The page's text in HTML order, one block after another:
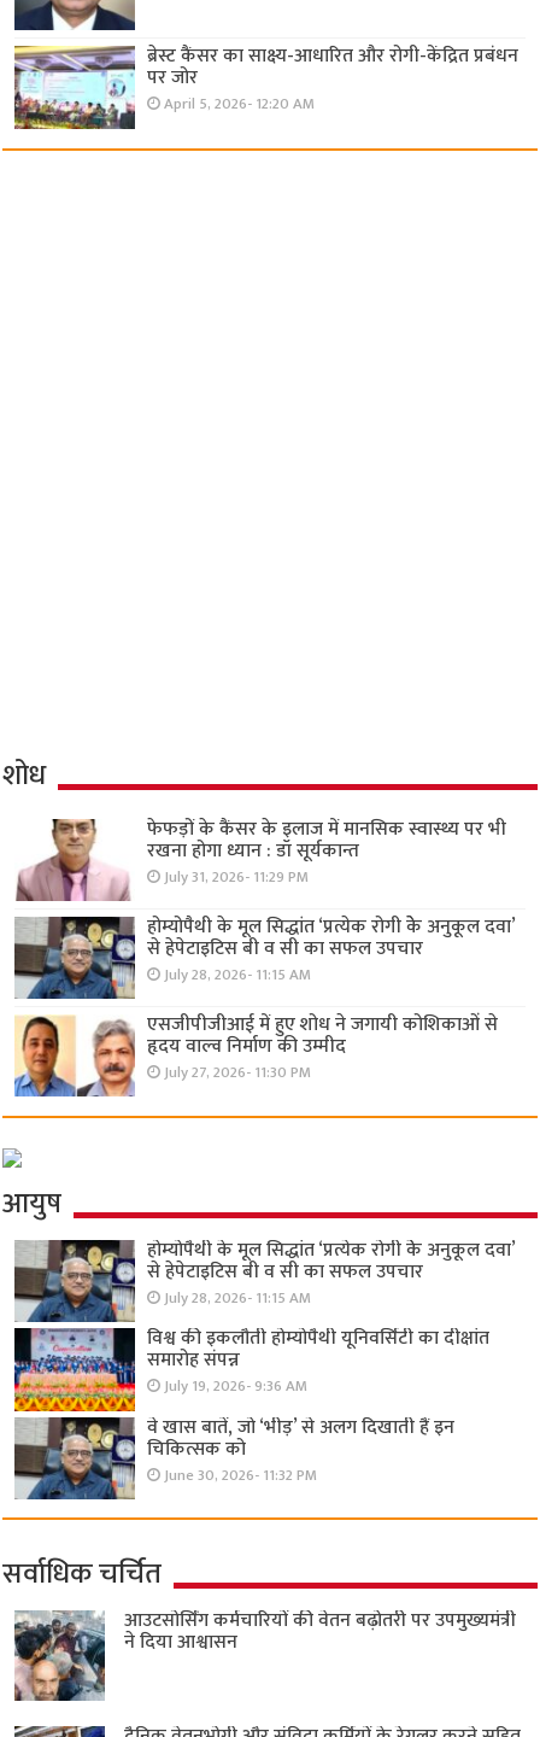
ब्रेस्ट कैंसर का साक्ष्य-आधारित और रोगी-केंद्रित प्रबंधन
पर जोर
April 5, 2026- 12:20 AM
शोध
फेफड़ों के कैंसर के इलाज में मानसिक स्वास्थ्य पर भी
रखना होगा ध्यान : डॉ सूर्यकान्त
July 31, 2026- 11:29 PM
होम्योपैथी के मूल सिद्धांत ‘प्रत्येक रोगी केे अनुकूल दवा’
से हेपेटाइटिस बी व सी का सफल उपचार
July 28, 2026- 11:15 AM
एसजीपीजीआई में हुए शोध ने जगायी कोशिकाओं से
हृदय वाल्व निर्माण की उम्मीद
July 27, 2026- 11:30 PM
आयुष
होम्योपैथी के मूल सिद्धांत ‘प्रत्येक रोगी केे अनुकूल दवा’
से हेपेटाइटिस बी व सी का सफल उपचार
July 28, 2026- 11:15 AM
विश्व की इकलौती होम्योपैथी यूनिवर्सिटी का दीक्षांत
समारोह संपन्न
July 19, 2026- 9:36 AM
वे खास बातें, जो ‘भीड़’ से अलग दिखाती हैं इन
चिकित्सक को
June 30, 2026- 11:32 PM
सर्वाधिक चर्चित
आउटसोर्सिंग कर्मचारियों की वेतन बढ़ोतरी पर उपमुख्यमंत्री
ने दिया आश्वासन